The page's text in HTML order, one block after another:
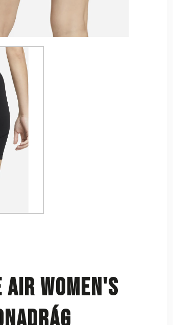
Air Women's